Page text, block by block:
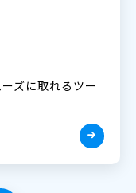
ズに取れるツー